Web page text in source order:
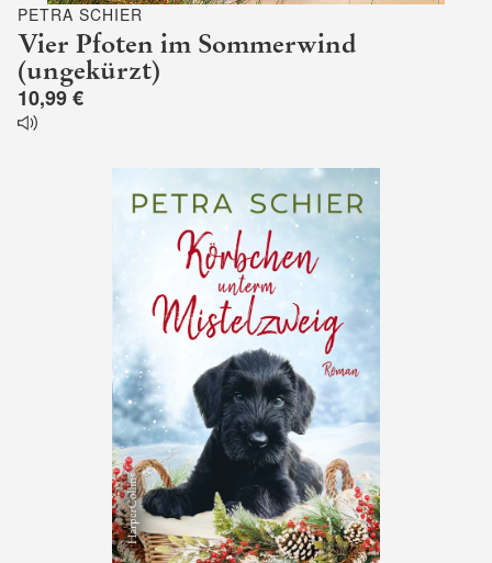
PETRA SCHIER
Vier Pfoten im Sommerwind
(ungekürzt)
10,99 €